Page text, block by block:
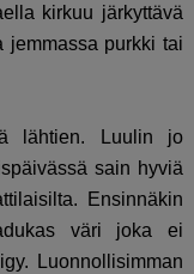
kirkuu järkyttävä
jemmassa purkki tai
lähtien. Luulin jo
sain hyviä
Ensinnäkin
väri joka ei
Luonnollisimman